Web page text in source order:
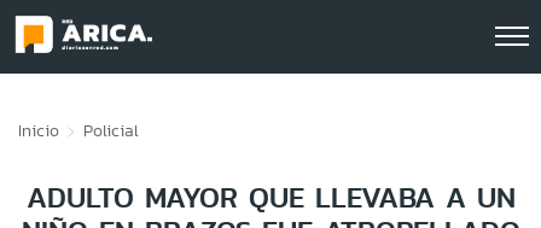
Inicio Policial
ADULTO MAYOR QUE LLEVABA A UN